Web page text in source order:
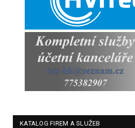
KATALOG FIREM A SLUŽEB